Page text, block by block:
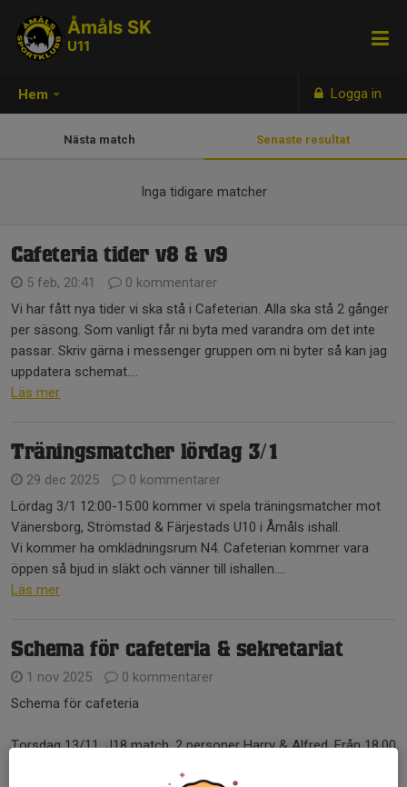
Hem Logga in
Åmåls SK
U11
Nästa match Senaste resultat
Inga tidigare matcher
Cafeteria tider v8 & v9
5 feb, 20:41
0 kommentarer
Vi har fått nya tider vi ska stå i Cafeterian. Alla ska stå 2 gånger
per säsong. Som vanligt får ni byta med varandra om det inte
passar. Skriv gärna i messenger gruppen om ni byter så kan jag
uppdatera schemat....
Läs mer
Träningsmatcher lördag 3/1
29 dec 2025
0 kommentarer
Lördag 3/1 12:00-15:00 kommer vi spela träningsmatcher mot
Vänersborg, Strömstad & Färjestads U10 i Åmåls ishall.
Vi kommer ha omklädningsrum N4. Cafeterian kommer vara
öppen så bjud in släkt och vänner till ishallen....
Läs mer
Schema för cafeteria & sekretariat
1 nov 2025
0 kommentarer
Schema för cafeteria
Torsdag 13/11. J18 match. 2 personer Harry & Alfred. Från 18.00